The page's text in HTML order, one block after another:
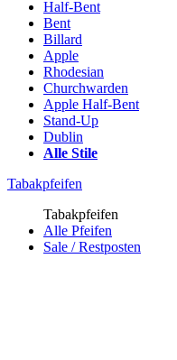
Half-Bent
Bent
Billard
Apple
Rhodesian
Churchwarden
Apple Half-Bent
Stand-Up
Dublin
Alle Stile
Tabakpfeifen
Tabakpfeifen
Alle Pfeifen
Sale / Restposten